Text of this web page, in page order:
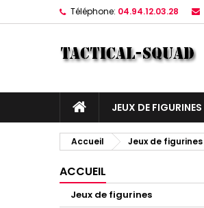
Téléphone: 04.94.12.03.28
JEUX DE FIGURINES
Accueil Jeux de figurines
ACCUEIL
Jeux de figurines